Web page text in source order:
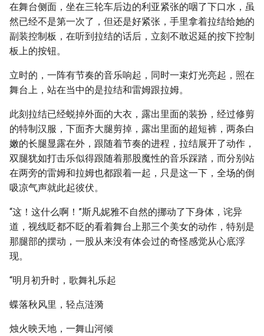
在舞台侧面，坐在三轮车后边的利亚紧张的咽了下口水，虽
然已经不是第一次了，但还是好紧张，手里拿着拉结给她的
副装控制板，在听到拉结的话后，立刻不敢迟延的按下控制
板上的按钮。
立时的，一阵有节奏的音乐响起，同时一束灯光亮起，照在
舞台上，站在当中的是拉结和雷姆跟拉姆。
此刻拉结已经蜕掉外面的大衣，露出里面的装扮，经过修剪
的特制汉服，下面齐大腿剪掉，露出里面的超短裤，两条白
嫩的长腿显露在外，跟随着节奏的进程，拉结展开了动作，
双腿犹如打击乐似得跟随着那股魔性的音乐踩踏，而分别站
在两旁的雷姆和拉姆也都跟着一起，只是这一下，全场的倒
吸凉气声就此起彼伏。
“这！这什么啊！”斯凡妮雅不自然的挪动了下身体，诧异
道，视线眨都不眨的看着舞台上那三个美女的动作，特别是
那腿部的摆动，一股从来没有体会过的奇怪感觉从心底浮
现。
“明月初升时，歌舞礼乐起
蝶落秋风里，轻点涟漪
烛火映天地，一舞山河倾